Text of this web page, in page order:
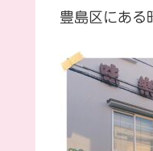
豊島区にある